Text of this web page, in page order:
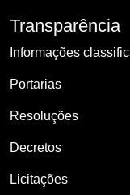
Transparência
Informações
Portarias
Resoluções
Decretos
Licitações